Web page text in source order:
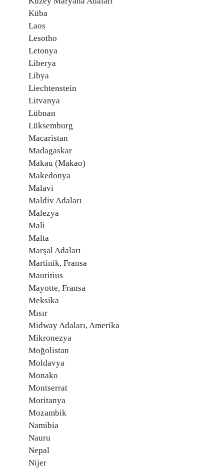
Küba
Laos
Lesotho
Letonya
Liberya
Libya
Liechtenstein
Litvanya
Lübnan
Lüksemburg
Macaristan
Madagaskar
Makau (Makao)
Makedonya
Malavi
Maldiv Adaları
Malezya
Mali
Malta
Marşal Adaları
Martinik, Fransa
Mauritius
Mayotte, Fransa
Meksika
Mısır
Midway Adaları, Amerika
Mikronezya
Moğolistan
Moldavya
Monako
Montserrat
Moritanya
Mozambik
Namibia
Nauru
Nepal
Nijer